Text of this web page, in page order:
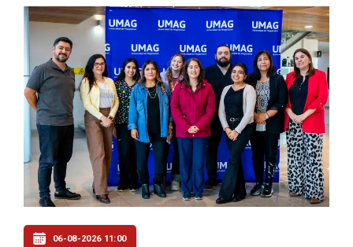
06-08-2026 11:00